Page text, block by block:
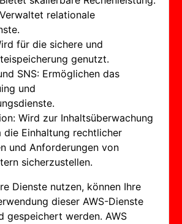
relationale
für die sichere und
genutzt.
SNS: Ermöglichen das
und
Wird zur Inhaltsüberwachung
die Einhaltung rechtlicher
und Anforderungen von
sicherzustellen.
Dienste nutzen, können Ihre
dieser AWS-Dienste
gespeichert werden. AWS